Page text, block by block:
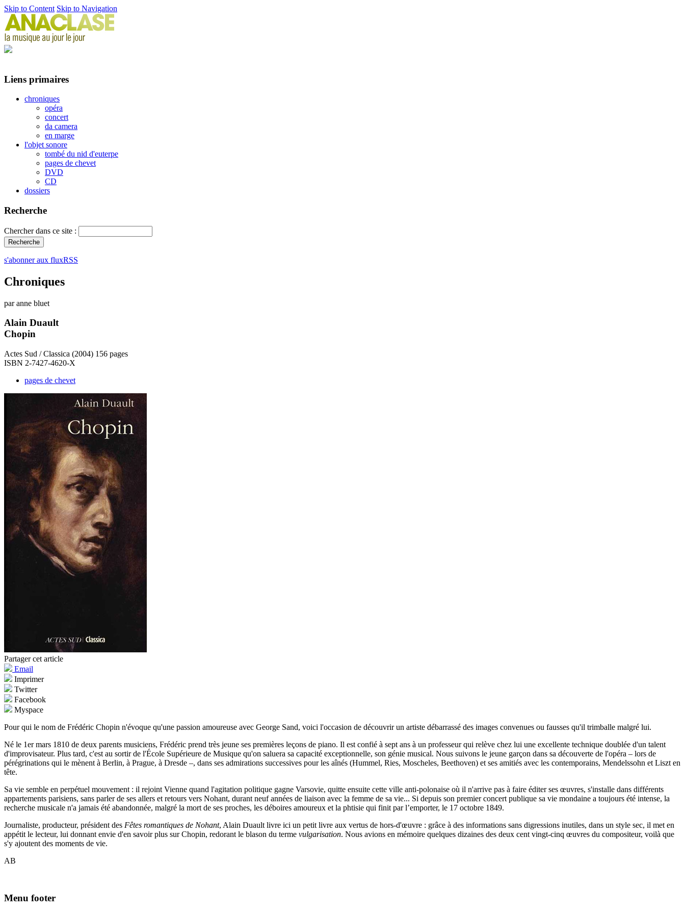
Skip to Content Skip to Navigation
Liens primaires
chroniques
opéra
concert
da camera
en marge
l'objet sonore
tombé du nid d'euterpe
pages de chevet
DVD
CD
dossiers
Recherche
Chercher dans ce site :
s'abonner aux fluxRSS
Chroniques
par anne bluet
Alain Duault
Chopin
Actes Sud / Classica (2004) 156 pages
ISBN 2-7427-4620-X
pages de chevet
Partager cet article
Email
Imprimer
Twitter
Facebook
Myspace
Pour qui le nom de Frédéric Chopin n'évoque qu'une passion amoureuse avec George Sand, voici l'occasion de découvrir un artiste débarrassé des images convenues ou fausses qu'il trimballe malgré lui.
Né le 1er mars 1810 de deux parents musiciens, Frédéric prend très jeune ses premières leçons de piano. Il est confié à sept ans à un professeur qui relève chez lui une excellente technique doublée d'un talent
d'improvisateur. Plus tard, c'est au sortir de l'École Supérieure de Musique qu'on saluera sa capacité exceptionnelle, son génie musical. Nous suivons le jeune garçon dans sa découverte de l'opéra – lors de
pérégrinations qui le mènent à Berlin, à Prague, à Dresde –, dans ses admirations successives pour les aînés (Hummel, Ries, Moscheles, Beethoven) et ses amitiés avec les contemporains, Mendelssohn et Liszt en
tête.
Sa vie semble en perpétuel mouvement : il rejoint Vienne quand l'agitation politique gagne Varsovie, quitte ensuite cette ville anti-polonaise où il n'arrive pas à faire éditer ses œuvres, s'installe dans différents
appartements parisiens, sans parler de ses allers et retours vers Nohant, durant neuf années de liaison avec la femme de sa vie... Si depuis son premier concert publique sa vie mondaine a toujours été intense, la
recherche musicale n'a jamais été abandonnée, malgré la mort de ses proches, les déboires amoureux et la phtisie qui finit par l’emporter, le 17 octobre 1849.
Journaliste, producteur, président des Fêtes romantiques de Nohant, Alain Duault livre ici un petit livre aux vertus de hors-d'œuvre : grâce à des informations sans digressions inutiles, dans un style sec, il met en
appétit le lecteur, lui donnant envie d'en savoir plus sur Chopin, redorant le blason du terme vulgarisation. Nous avions en mémoire quelques dizaines des deux cent vingt-cinq œuvres du compositeur, voilà que
s'y ajoutent des moments de vie.
AB
Menu footer